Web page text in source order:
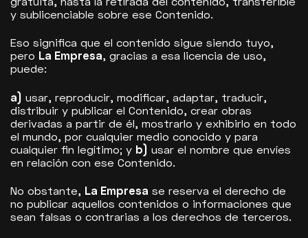
y sublicenciable sobre ese Contenido.
Eso significa que el contenido sigue siendo tuyo,
pero La Empresa, gracias a esa licencia de uso,
puede:
a) usar, reproducir, modificar, adaptar, traducir,
distribuir y publicar el Contenido, crear obras
derivadas a partir de él, mostrarlo y exhibirlo en todo
el mundo, por cualquier medio conocido y para
cualquier fin legítimo; y b) usar el nombre que envíes
en relación con ese Contenido.
No obstante, La Empresa se reserva el derecho de
no publicar aquellos contenidos o informaciones que
sean falsas o contrarias a los derechos de terceros.